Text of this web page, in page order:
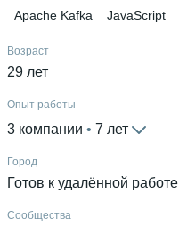
Apache Kafka
JavaScript
Возраст
29 лет
Опыт работы
3 компании 7 лет
Город
Готов к удалённой работе
Сообщества